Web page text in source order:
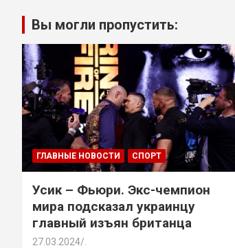
Вы могли пропустить:
ГЛАВНЫЕ НОВОСТИ СПОРТ
Усик – Фьюри. Экс-чемпион
мира подсказал украинцу
главный изъян британца
27.03.2024